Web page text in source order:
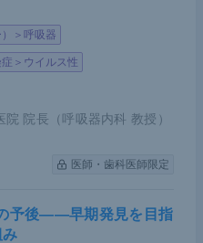
＞呼吸器
症＞ウイルス性
院長（呼吸器内科 教授）
医師・歯科医師限定
予後――早期発見を目指
み